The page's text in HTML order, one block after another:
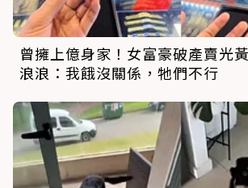
曾擁上億身家！女富豪破產賣光
浪浪：我餓沒關係，牠們不行